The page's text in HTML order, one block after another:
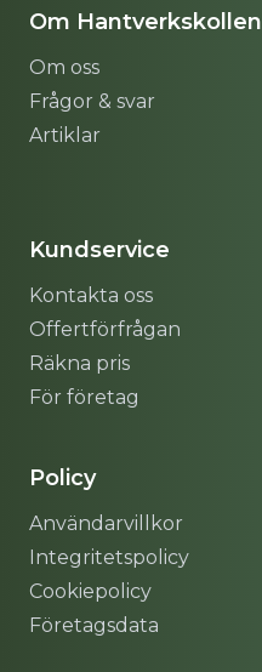
Om Hantverkskollen
Om oss
Frågor & svar
Artiklar
Kundservice
Kontakta oss
Offertförfrågan
Räkna pris
För företag
Policy
Användarvillkor
Integritetspolicy
Cookiepolicy
Företagsdata